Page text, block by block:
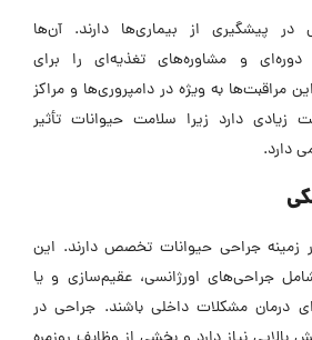
پیشگیری از بیماری‌ها دارند. آن‌ها
دوره‌ای و مشاوره‌های تغذیه‌ای را برای
مراقبت‌ها به ویژه در دامپروری‌ها و مراکز
زیادی دارد زیرا سلامت حیوانات تأثیر
دارد.
زمینه جراحی حیوانات تخصص دارند. این
جراحی‌های اورژانسی، عقیم‌سازی و یا
درمان مشکلات داخلی باشند. جراحی در